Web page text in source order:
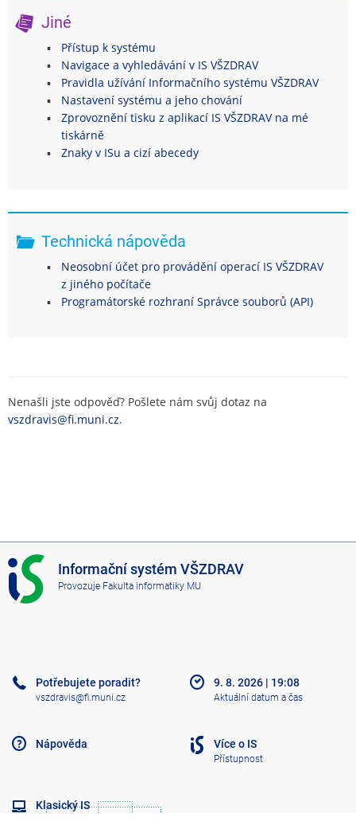
Jiné
Přístup k systému
Navigace a vyhledávání v IS VŠZDRAV
Pravidla užívání Informačního systému VŠZDRAV
Nastavení systému a jeho chování
Zprovoznění tisku z aplikací IS VŠZDRAV na mé
tiskárně
Znaky v ISu a cizí abecedy
Technická nápověda
Neosobní účet pro provádění operací IS VŠZDRAV
z jiného počítače
Programátorské rozhraní Správce souborů (API)
Nenašli jste odpověď? Pošlete nám svůj dotaz na
vszdravis@fi.muni.cz.
I
S
V
A
Informační systém VŠZDRAV
Provozuje Fakulta informatiky MU
Potřebujete poradit?
vszdravis@fi.muni.cz
Nápověda
Klasický IS
9. 8. 2026 | 19:08
Aktuální datum a čas
Více o IS
Přístupnost